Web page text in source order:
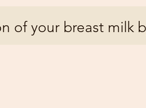
of your breast milk